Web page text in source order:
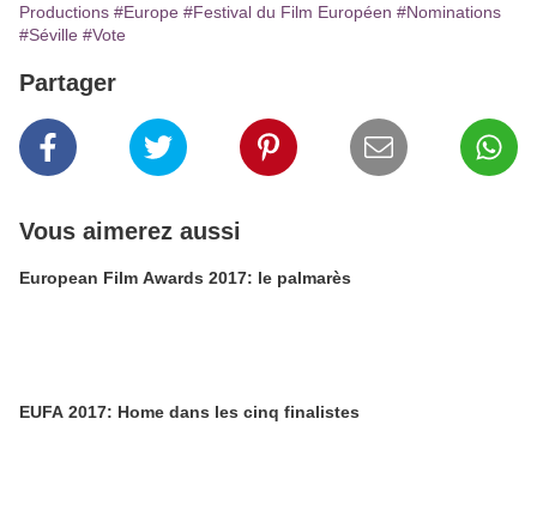
Productions #Europe #Festival du Film Européen #Nominations
#Séville #Vote
Partager
Vous aimerez aussi
European Film Awards 2017: le palmarès
EUFA 2017: Home dans les cinq finalistes